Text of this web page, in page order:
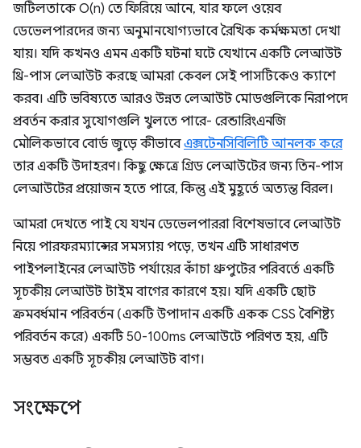
জটিলতাকে O(n) তে ফিরিয়ে আনে, যার ফলে ওয়েব
ডেভেলপারদের জন্য অনুমানযোগ্যভাবে রৈখিক কর্মক্ষমতা দেখা
যায়। যদি কখনও এমন একটি ঘটনা ঘটে যেখানে একটি লেআউট
থ্রি-পাস লেআউট করছে আমরা কেবল সেই পাসটিকেও ক্যাশে
করব। এটি ভবিষ্যতে আরও উন্নত লেআউট মোডগুলিকে নিরাপদে
প্রবর্তন করার সুযোগগুলি খুলতে পারে- রেন্ডারিংএনজি
মৌলিকভাবে বোর্ড জুড়ে কীভাবেএক্সটেনসিবিলিটি আনলক করে
তার একটি উদাহরণ। কিছু ক্ষেত্রে গ্রিড লেআউটের জন্য তিন-পাস
লেআউটের প্রয়োজন হতে পারে, কিন্তু এই মুহূর্তে অত্যন্ত বিরল।
আমরা দেখতে পাই যে যখন ডেভেলপাররা বিশেষভাবে লেআউট
নিয়ে পারফরম্যান্সের সমস্যায় পড়ে, তখন এটি সাধারণত
পাইপলাইনের লেআউট পর্যায়ের কাঁচা থ্রুপুটের পরিবর্তে একটি
সূচকীয় লেআউট টাইম বাগের কারণে হয়। যদি একটি ছোট
ক্রমবর্ধমান পরিবর্তন (একটি উপাদান একটি একক CSS বৈশিষ্ট্য
পরিবর্তন করে) একটি 50-100ms লেআউটে পরিণত হয়, এটি
সম্ভবত একটি সূচকীয় লেআউট বাগ।
সংক্ষেপে